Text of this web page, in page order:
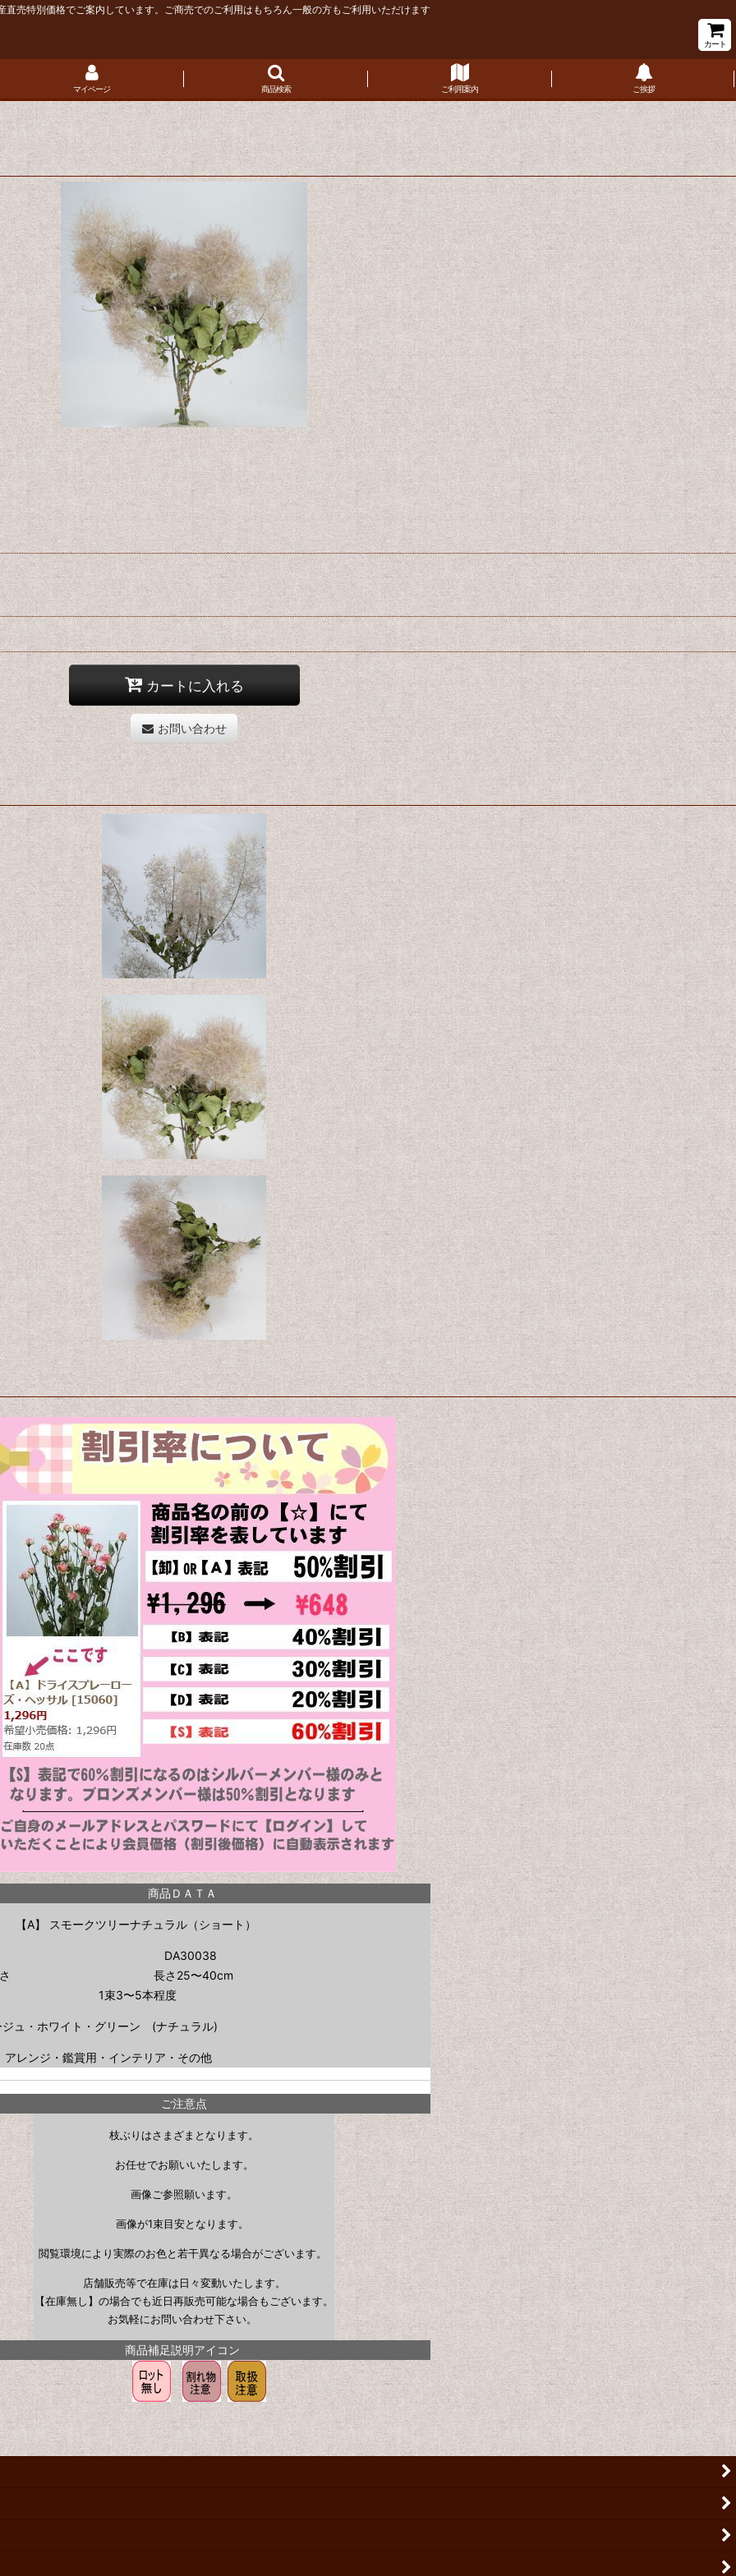
直売特別価格でご案内しています。ご商売でのご利用はもちろん一般の方もご利用いただけます
カート
マイページ 商品検索 ご利用案内 ご挨拶
カートに入れる
お問い合わせ
商品ＤＡＴＡ
【A】 スモークツリーナチュラル（ショート）
DA30038
長さ25〜40cm
1束3〜5本程度
ュ・ホワイト・グリーン (ナチュラル)
レンジ・鑑賞用・インテリア・その他
ご注意点
枝ぶりはさまざまとなります。
お任せでお願いいたします。
画像ご参照願います。
画像が1束目安となります。
閲覧環境により実際のお色と若干異なる場合がございます。
店舗販売等で在庫は日々変動いたします。
【在庫無し】の場合でも近日再販売可能な場合もございます。
お気軽にお問い合わせ下さい。
商品補足説明アイコン